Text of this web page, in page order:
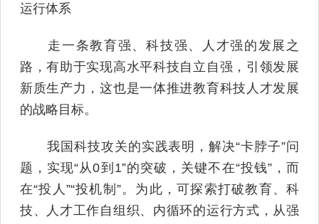
运行体系
走一条教育强、科技强、人才强的发展之
路，有助于实现高水平科技自立自强，引领发展
新质生产力，这也是一体推进教育科技人才发展
的战略目标。
我国科技攻关的实践表明，解决“卡脖子”问
题，实现“从0到1”的突破，关键不在“投钱”，而
在“投人”“投机制”。为此，可探索打破教育、科
技、人才工作自组织、内循环的运行方式，从强